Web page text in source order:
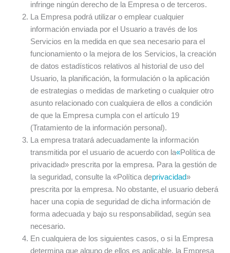
infringe ningún derecho de la Empresa o de terceros.
La Empresa podrá utilizar o emplear cualquier
información enviada por el Usuario a través de los
Servicios en la medida en que sea necesario para el
funcionamiento o la mejora de los Servicios, la creación
de datos estadísticos relativos al historial de uso del
Usuario, la planificación, la formulación o la aplicación
de estrategias o medidas de marketing o cualquier otro
asunto relacionado con cualquiera de ellos a condición
de que la Empresa cumpla con el artículo 19
(Tratamiento de la información personal).
La empresa tratará adecuadamente la información
transmitida por el usuario de acuerdo con la«Política de
privacidad» prescrita por la empresa. Para la gestión de
la seguridad, consulte la «Política deprivacidad»
prescrita por la empresa. No obstante, el usuario deberá
hacer una copia de seguridad de dicha información de
forma adecuada y bajo su responsabilidad, según sea
necesario.
En cualquiera de los siguientes casos, o si la Empresa
determina que alguno de ellos es aplicable, la Empresa